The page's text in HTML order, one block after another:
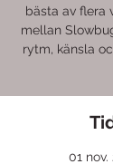
bästa av flera
mellan
rytm, känsla
01 nov.